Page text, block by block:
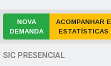
NOVA
DEMANDA
ACOMPANHAR E
ESTATÍSTICAS
SIC PRESENCIAL